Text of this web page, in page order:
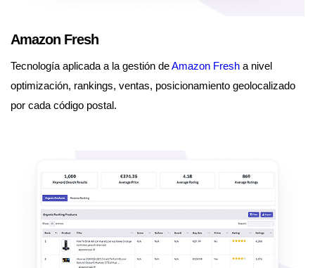
Amazon Fresh
Tecnología aplicada a la gestión deAmazon Fresh a nivel
optimización, rankings, ventas, posicionamiento geolocalizado
por cada código postal.